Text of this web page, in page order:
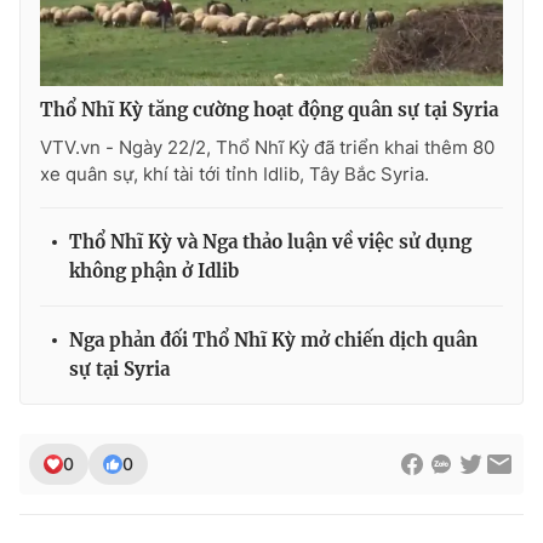
THỜI BÁO VTV
Theo dõi báo trên
Cơ quan báo chí: Thời báo VTV
Giấy phép hoạt động báo in và báo điện tử số 483/GP-BTTTT
Phó Tổng Biên tập:
Nguyễn Thị Mỹ Hạnh, Phạm Quốc Thắng,
Thổ Nhĩ Kỳ tăng cường hoạt động quân sự tại Syria
VTV.vn - Ngày 22/2, Thổ Nhĩ Kỳ đã triển khai thêm 80
xe quân sự, khí tài tới tỉnh Idlib, Tây Bắc Syria.
Thổ Nhĩ Kỳ và Nga thảo luận về việc sử dụng
không phận ở Idlib
Nga phản đối Thổ Nhĩ Kỳ mở chiến dịch quân
sự tại Syria
0 0